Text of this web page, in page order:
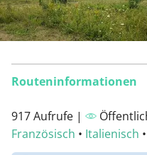
Routeninformationen
917 Aufrufe |
Französisch • Italienisch •